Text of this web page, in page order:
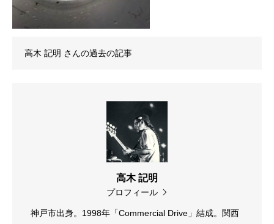
高木 記明 さんの過去の記事
高木 記明
プロフィール
神戸市出身。1998年「Commercial Drive」結成。関西